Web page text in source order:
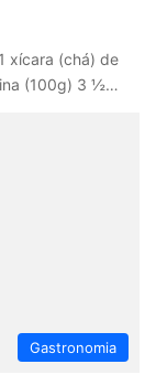
xícara (chá) de
(100g) 3 ½…
Gastronomia